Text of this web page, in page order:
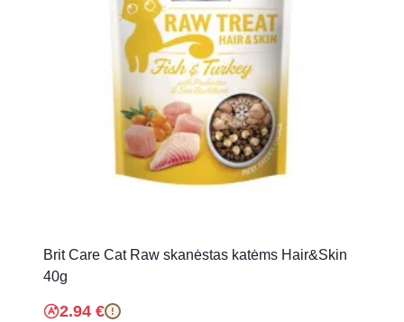
Brit Care Cat Raw skanėstas katėms Hair&Skin
40g
2.94 € !